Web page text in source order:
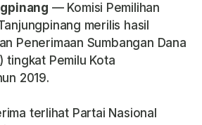
— Komisi Pemilihan
merilis hasil
Penerimaan Sumbangan Dana
tingkat Pemilu Kota
2019.
terlihat Partai Nasional